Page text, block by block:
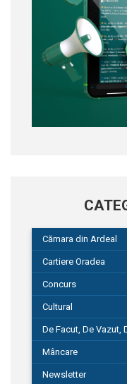
Cămara din Ardeal
Cartiere Oradea
Concurs
Cultural
De Facut, De Vazut,
Mâncare
Newsletter